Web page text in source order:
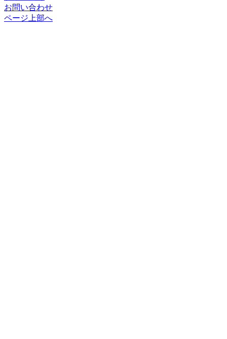
お問い合わせ
ページ上部へ